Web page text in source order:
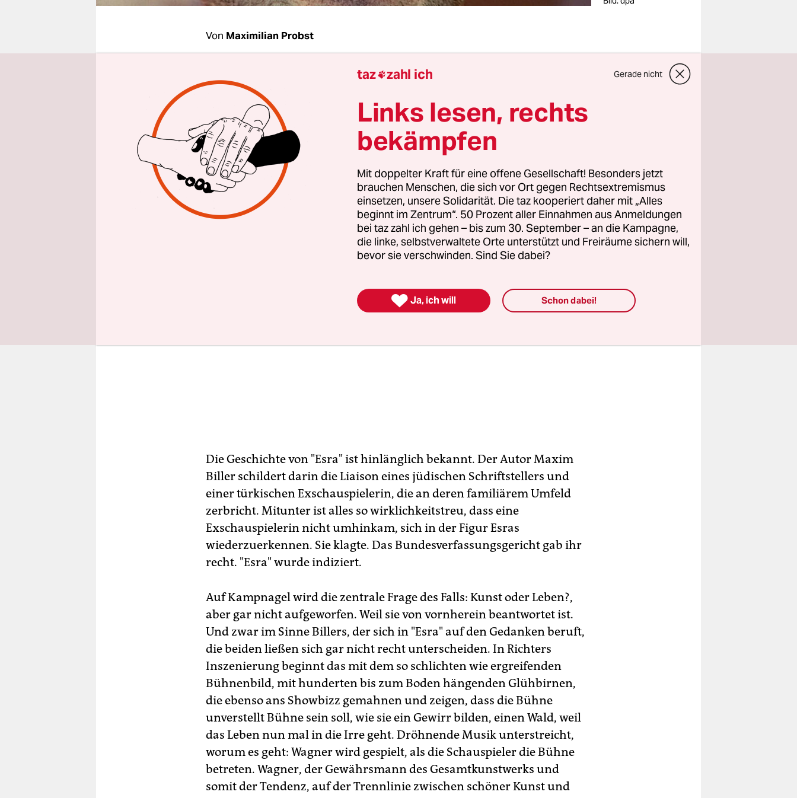
Von Maximilian Probst
Kaum was ist für den Menschen des wissenschaftlichen Zeitalters so
verführerisch wie eine Versuchsanordnung. Man nehme dies, man
nehme das und schaue, ob es klappt. Ein wenig ist das Interesse, das
"Der Fall Esra" schon im Vorfeld erregte, wohl auch damit zu erklären.
Ein Roman, ein Gerichtsurteil, eine Debatte: Kann das
zusammengenommen als Theaterstück gelingen? Es kann, wie die
Regisseurin Angela Richter jetzt in Hamburg zeigte. Nun ja, zumindest
halbwegs.
Die Geschichte von "Esra" ist hinlänglich bekannt. Der Autor Maxim
Biller schildert darin die Liaison eines jüdischen Schriftstellers und
einer türkischen Exschauspielerin, die an deren familiärem Umfeld
zerbricht. Mitunter ist alles so wirklichkeitstreu, dass eine
Exschauspielerin nicht umhinkam, sich in der Figur Esras
wiederzuerkennen. Sie klagte. Das Bundesverfassungsgericht gab ihr
recht. "Esra" wurde indiziert.
Auf Kampnagel wird die zentrale Frage des Falls: Kunst oder Leben?,
aber gar nicht aufgeworfen. Weil sie von vornherein beantwortet ist.
Und zwar im Sinne Billers, der sich in "Esra" auf den Gedanken beruft,
die beiden ließen sich gar nicht recht unterscheiden. In Richters
Inszenierung beginnt das mit dem so schlichten wie ergreifenden
Bühnenbild, mit hunderten bis zum Boden hängenden Glühbirnen,
die ebenso ans Showbizz gemahnen und zeigen, dass die Bühne
unverstellt Bühne sein soll, wie sie ein Gewirr bilden, einen Wald, weil
das Leben nun mal in die Irre geht. Dröhnende Musik unterstreicht,
worum es geht: Wagner wird gespielt, als die Schauspieler die Bühne
betreten. Wagner, der Gewährsmann des Gesamtkunstwerks und
somit der Tendenz, auf der Trennlinie zwischen schöner Kunst und
taz zahl ich Gerade nicht
Links lesen, rechts
bekämpfen
Mit doppelter Kraft für eine offene Gesellschaft! Besonders jetzt
brauchen Menschen, die sich vor Ort gegen Rechtsextremismus
einsetzen, unsere Solidarität. Die taz kooperiert daher mit „Alles
beginnt im Zentrum“. 50 Prozent aller Einnahmen aus Anmeldungen
bei taz zahl ich gehen – bis zum 30. September – an die Kampagne,
die linke, selbstverwaltete Orte unterstützt und Freiräume sichern will,
bevor sie verschwinden. Sind Sie dabei?
 Ja, ich will Schon dabei!